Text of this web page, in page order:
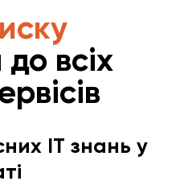
всіх
IT знань у